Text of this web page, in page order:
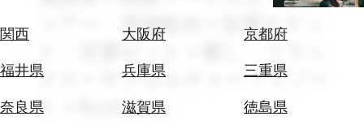
関西 大阪府
京都府
福井県
兵庫県
三重県
奈良県
滋賀県
徳島県
券
テ
ツアー・周遊観光 × 交通チケッ
クス × サブカルチャー × リゾー
ト × Book Now